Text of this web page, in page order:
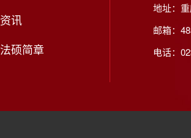
资讯
法硕简章
地址：
邮箱：
电话：